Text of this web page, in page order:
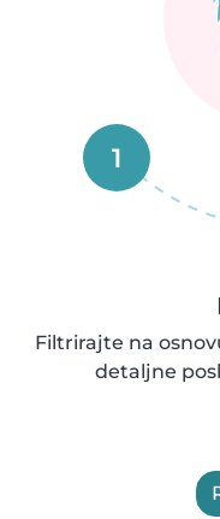
1
Filtrirajte na
detaljne